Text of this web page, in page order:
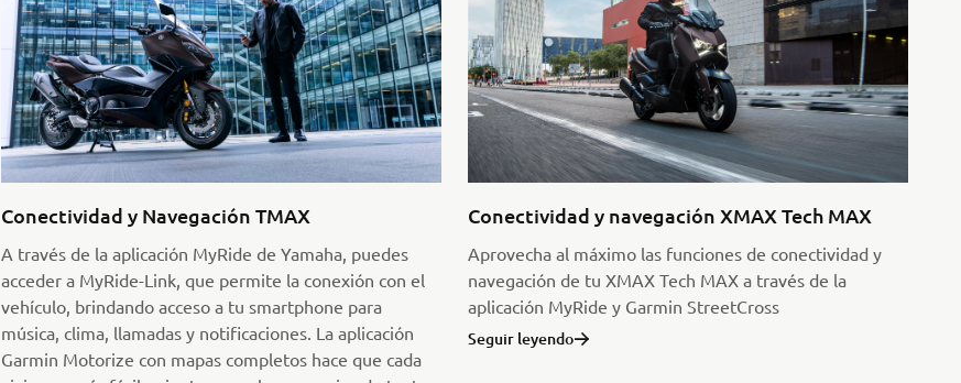
Conectividad y Navegación TMAX
A través de la aplicación MyRide de Yamaha, puedes
acceder a MyRide-Link, que permite la conexión con el
vehículo, brindando acceso a tu smartphone para
música, clima, llamadas y notificaciones. La aplicación
Garmin Motorize con mapas completos hace que cada
Conectividad y navegación XMAX Tech MAX
Aprovecha al máximo las funciones de conectividad y
navegación de tu XMAX Tech MAX a través de la
aplicación MyRide y Garmin StreetCross
Seguir leyendo